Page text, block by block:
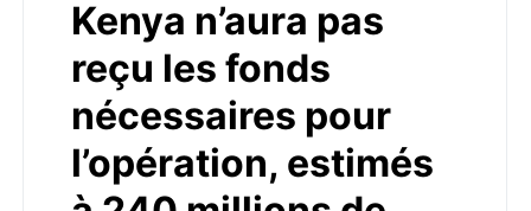
Kenya n’aura pas
reçu les fonds
nécessaires pour
l’opération, estimés